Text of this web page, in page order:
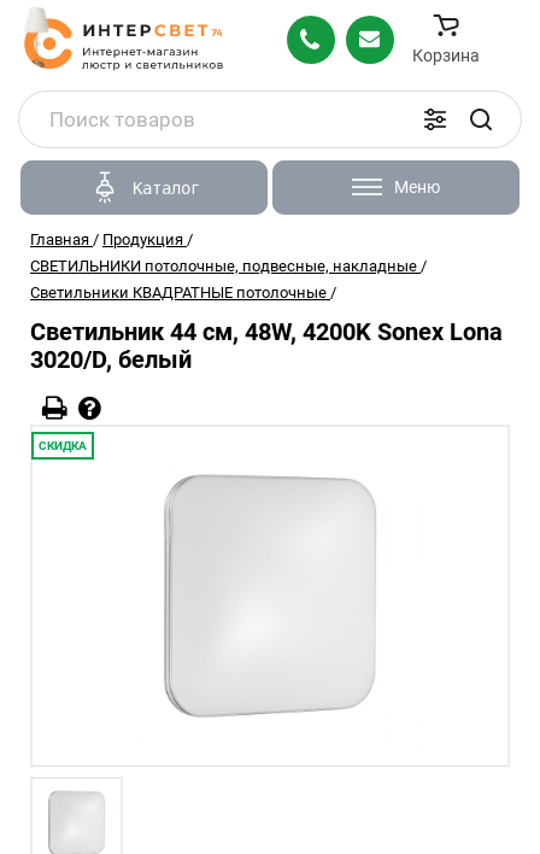
Корзина
Каталог Меню
Главная / Продукция /
СВЕТИЛЬНИКИ потолочные, подвесные, накладные /
Светильники КВАДРАТНЫЕ потолочные /
Светильник 44 см, 48W, 4200K Sonex Lona
3020/D, белый
СКИДКА